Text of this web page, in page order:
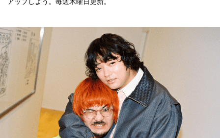
アップしよう。毎週木曜日更新。